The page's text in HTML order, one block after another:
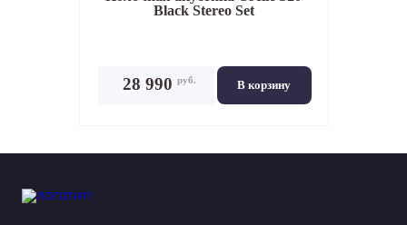
Black Stereo Set
В корзину
28 990 руб.